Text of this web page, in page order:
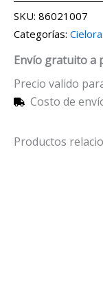
SKU: 86021007
Categorías:
Envío gratuito a
Precio valido
Costo de
Productos